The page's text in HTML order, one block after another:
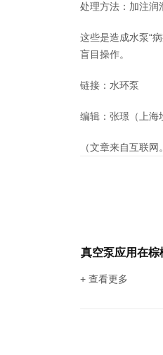
处理方法：加注润
这些是造成水泵“
盲目操作。
链接：水环泵
编辑：张璟（上海
（文章来自互联
真空泵应用在棕
+ 查看更多